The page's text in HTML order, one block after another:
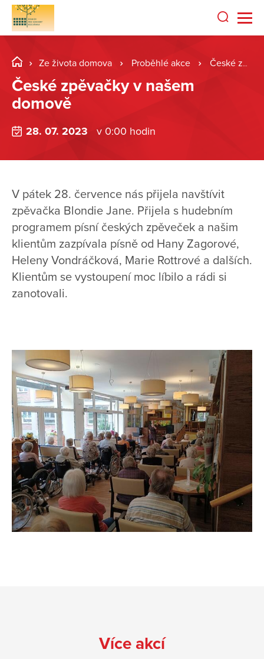
Ze života domova Proběhlé akce České zpěvačky v našem domově
České zpěvačky v našem
domově
28. 07. 2023 v 0:00 hodin
V pátek 28. července nás přijela navštívit
zpěvačka Blondie Jane. Přijela s hudebním
programem písní českých zpěveček a našim
klientům zazpívala písně od Hany Zagorové,
Heleny Vondráčková, Marie Rottrové a dalších.
Klientům se vystoupení moc líbilo a rádi si
zanotovali.
Více akcí